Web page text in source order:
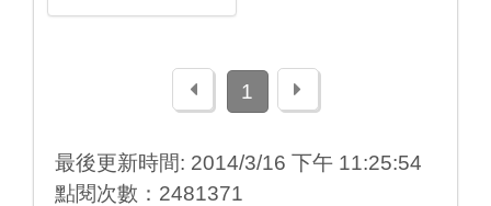
上一頁1 下一頁
最後更新時間: 2014/3/16 下午 11:25:54
點閱次數：2481371